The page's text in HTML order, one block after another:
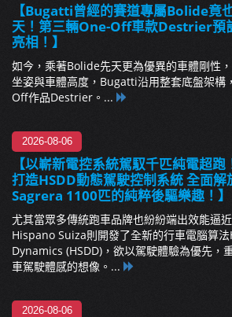
【Bugatti曾經的賽道專屬Bolide竟
天！第三輛One-Off車款Destrier預
亮相！】
如今，乘著Bolide先天更為優異的車體剛性
坐姿與車體高度，Bugatti沿用整套底盤架構
Off作品Destrier。...
2026-08-06
【以嶄新電控系統駕馭千匹純電超
打造HSDD動態駕駛控制系統 全面
Sagrera 1100匹的純粹後驅樂趣！】
尤其當眾多傳統跑車品牌也紛紛端出效能逼
Hispano Suiza則開發了全新的行車電腦算
Dynamics (HSDD)，欲以駕駛體驗為優先，
車駕駛體感的想像。...
2026-08-06